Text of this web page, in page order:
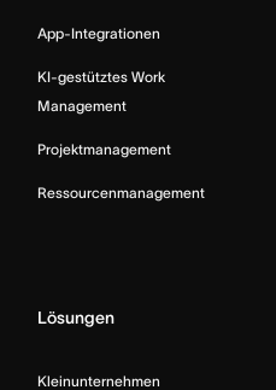
App-Integrationen
KI-gestütztes Work
Management
Projektmanagement
Ressourcenmanagement
Lösungen
Kleinunternehmen